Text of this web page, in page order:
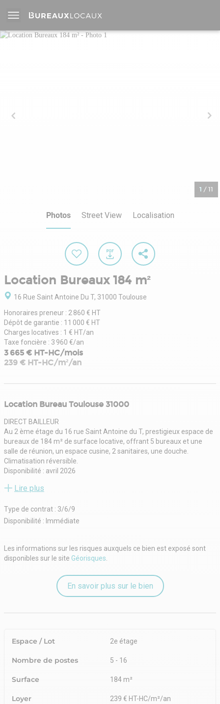
1 / 11
Photos Street View Localisation
Location Bureaux 184 m²
16 Rue Saint Antoine Du T, 31000 Toulouse
Honoraires preneur : 2 860 € HT
Dépôt de garantie : 11 000 € HT
Charges locatives : 1 € HT/an
Taxe foncière : 3 960 €/an
3 665 € HT-HC/mois
239 € HT-HC/m²/an
Location Bureau Toulouse 31000
DIRECT BAILLEUR
Au 2 ème étage du 16 rue Saint Antoine du T, prestigieux espace de
bureaux de 184 m² de surface locative, offrant 5 bureaux et une
salle de réunion, un espace cusine, 2 sanitaires, une douche.
Climatisation réversible.
Disponibilité : avril 2026
Bail commercial
Loyer : 44 000 € HT/HC/an soit 11 000 € HT/HC/Trimestre
Provision sur charges : 525 €/Trimestre
TTC
Honoraires de commercialisation : 6.5 % HT du loyer annuel HT/HC
Lire plus
Type de contrat : 3/6/9
Disponibilité : Immédiate
Les informations sur les risques auxquels ce bien est exposé sont
disponibles sur le site Géorisques.
En savoir plus sur le bien
Espace / Lot 2e étage
Nombre de postes 5 - 16
Surface 184 m²
Loyer 239 € HT-HC/m²/an